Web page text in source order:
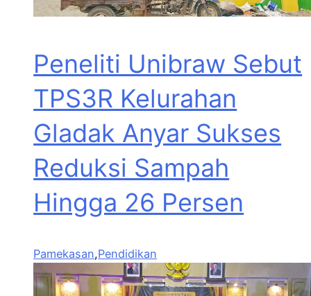
Peneliti Unibraw Sebut
TPS3R Kelurahan
Gladak Anyar Sukses
Reduksi Sampah
Hingga 26 Persen
Pamekasan,Pendidikan